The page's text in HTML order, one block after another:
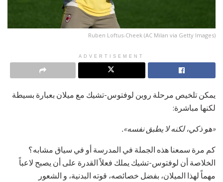
Ruben Loftus-Cheek (AC Milan via Getty Images)
ADVERTISEMENT
يمكن تلخيص مرحلة روبن لوفتوس-تشيك مع ميلان بعبارة بسيطة
لكنها مباشرة:
«هو ذكي، لكنه لا يطبق نفسه».
كم مرة سمعنا هذه الجملة في المدرسة أو في سياق مشابه؟
الخلاصة أن لوفتوس-تشيك يملك فعلاً القدرة على أن يصبح لاعباً
مهماً لهذا الميلان، بفضل خصائصه، قوته البدنية، و الشعور